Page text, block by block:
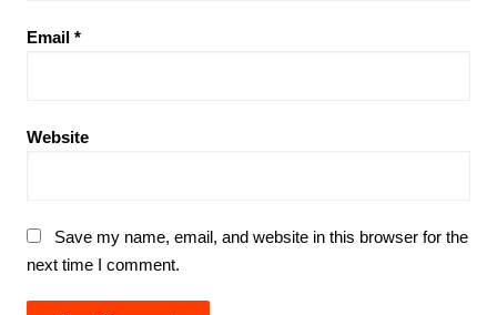
Email *
Website
Save my name, email, and website in this browser for the
next time I comment.